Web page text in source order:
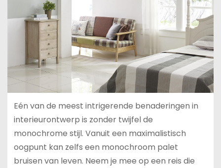
Eén van de meest intrigerende benaderingen in
interieurontwerp is zonder twijfel de
monochrome stijl. Vanuit een maximalistisch
oogpunt kan zelfs een monochroom palet
bruisen van leven. Neem je mee op een reis die